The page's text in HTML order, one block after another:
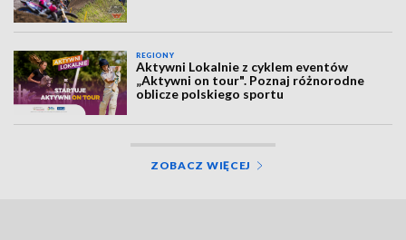
REGIONY
Aktywni Lokalnie z cyklem eventów
„Aktywni on tour". Poznaj różnorodne
oblicze polskiego sportu
ZOBACZ WIĘCEJ